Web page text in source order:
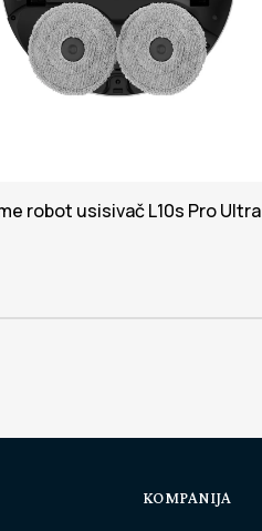
robot usisivač L10s Pro Ultra
KOMPANIJA